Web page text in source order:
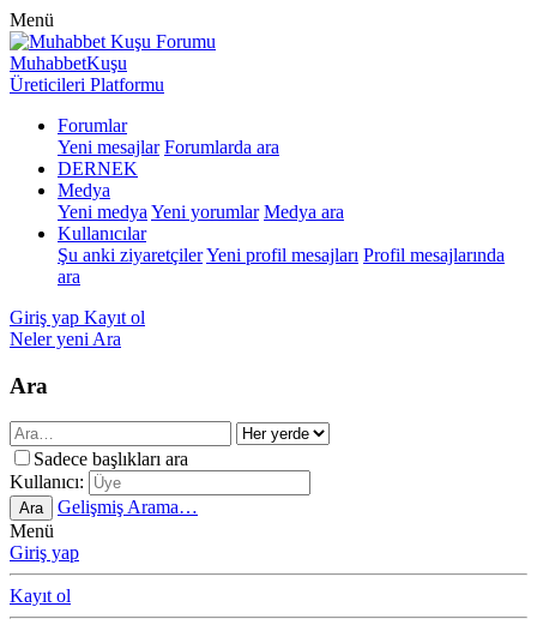
Menü
MuhabbetKuşu
Üreticileri Platformu
Forumlar
Yeni mesajlar Forumlarda ara
DERNEK
Medya
Yeni medya Yeni yorumlar Medya ara
Kullanıcılar
Şu anki ziyaretçilerYeni profil mesajları Profil mesajlarında
ara
Giriş yap Kayıt ol
Neler yeni Ara
Ara
Sadece başlıkları ara
Kullanıcı:
Ara
Gelişmiş Arama…
Menü
Giriş yap
Kayıt ol